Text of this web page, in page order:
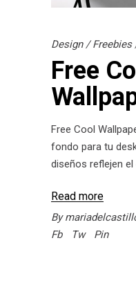
Design/Freebies
Free
Free Cool
fondo para tu
diseños reflejen
Read more
By
Fb
Tw Pin